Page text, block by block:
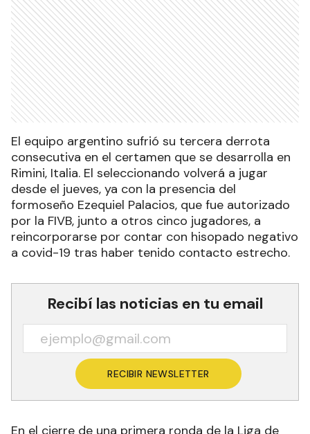
El equipo argentino sufrió su tercera derrota
consecutiva en el certamen que se desarrolla en
Rimini, Italia. El seleccionando volverá a jugar
desde el jueves, ya con la presencia del
formoseño Ezequiel Palacios, que fue autorizado
por la FIVB, junto a otros cinco jugadores, a
reincorporarse por contar con hisopado negativo
a covid-19 tras haber tenido contacto estrecho.
Recibí las noticias en tu email
RECIBIR NEWSLETTER